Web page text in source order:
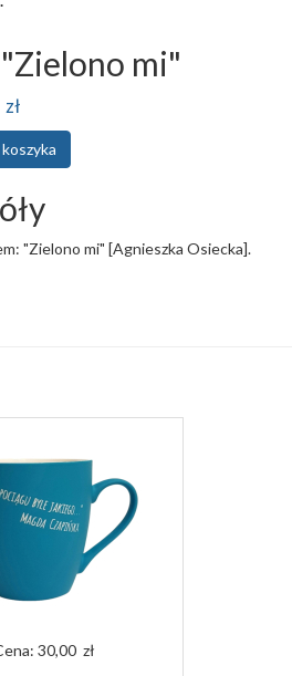
mi"
"Zielono mi" [Agnieszka Osiecka].
30,00 zł